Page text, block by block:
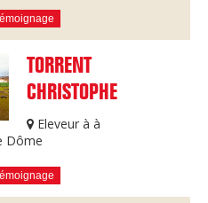
TORRENT
CHRISTOPHE
Eleveur à à
Dôme